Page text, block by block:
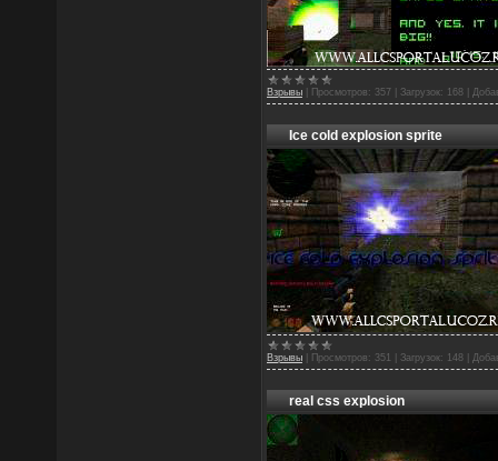
Взрывы Просмотров: 357 Загрузок: 168
Ice cold explosion sprite
Взрывы Просмотров: 351 Загрузок: 148
real css explosion